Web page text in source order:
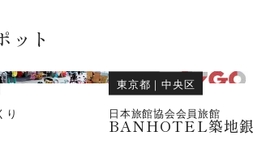
ット
り
東京都 ｜中央区
日本旅館協会会員旅館
BANHOTEL築地